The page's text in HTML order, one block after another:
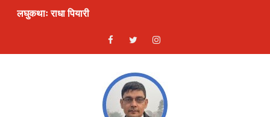
लघुकथाः राधा पियारी